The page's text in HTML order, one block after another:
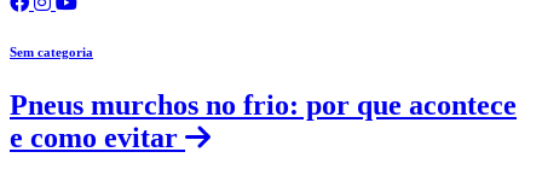
Sem categoria
Pneus murchos no frio: por que acontece
e como evitar